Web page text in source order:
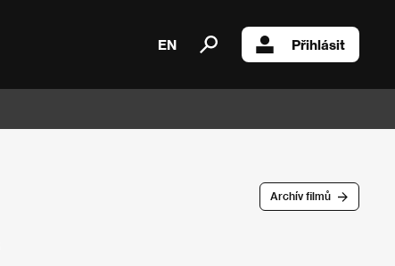
EN Přihlásit
Archív filmů